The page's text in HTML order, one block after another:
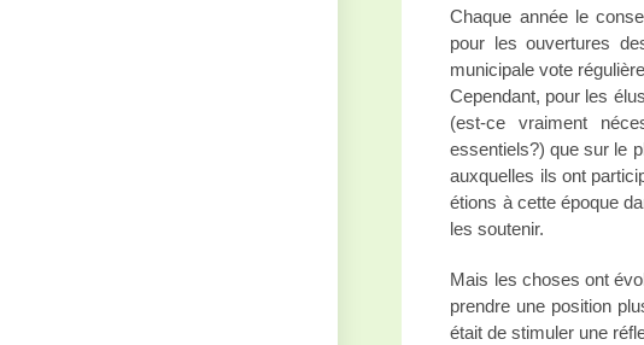
Chaque année le
pour les ouvertures
municipale vote
Cependant, pour les
(est-ce vraiment
essentiels?) que sur le
auxquelles ils ont
étions à cette époque
les soutenir.
Mais les choses ont
prendre une position
était de stimuler une